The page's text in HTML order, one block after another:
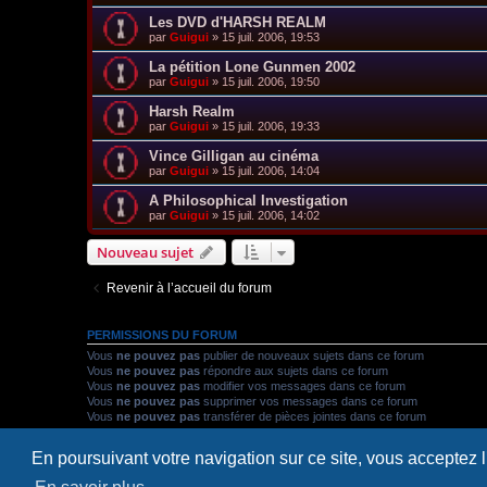
En poursuivant votre navigation sur ce site, vous
Les DVD d'HARSH REALM
par Guigui » 15 juil. 2006, 19:53
La pétition Lone Gunmen 2002
par Guigui » 15 juil. 2006, 19:50
Harsh Realm
par Guigui » 15 juil. 2006, 19:33
Vince Gilligan au cinéma
par Guigui » 15 juil. 2006, 14:04
A Philosophical Investigation
par Guigui » 15 juil. 2006, 14:02
Nouveau sujet
Revenir à l’accueil du forum
PERMISSIONS DU FORUM
Vous ne pouvez pas publier de nouveaux sujets dans ce forum
Vous ne pouvez pas répondre aux sujets dans ce forum
Vous ne pouvez pas modifier vos messages dans ce forum
Vous ne pouvez pas supprimer vos messages dans ce forum
Vous ne pouvez pas transférer de pièces jointes dans ce forum
Accueil Accueil du forum